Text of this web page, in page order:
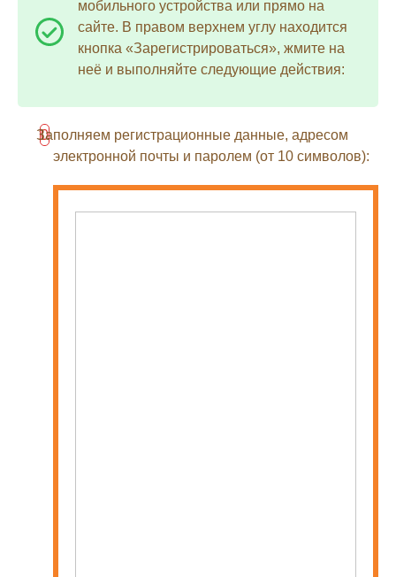
мобильного устройства или прямо на
сайте. В правом верхнем углу находится
кнопка «Зарегистрироваться», жмите на
неё и выполняйте следующие действия:
Заполняем регистрационные данные, адресом
электронной почты и паролем (от 10 символов):